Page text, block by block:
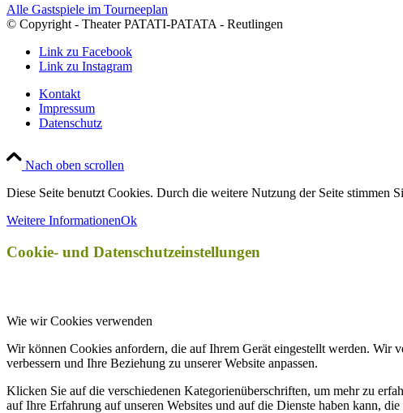
Alle Gastspiele im Tourneeplan
© Copyright - Theater PATATI-PATATA - Reutlingen
Link zu Facebook
Link zu Instagram
Kontakt
Impressum
Datenschutz
Nach oben scrollen
Diese Seite benutzt Cookies. Durch die weitere Nutzung der Seite stimmen
Weitere InformationenOk
Cookie- und Datenschutzeinstellungen
Wie wir Cookies verwenden
Wir können Cookies anfordern, die auf Ihrem Gerät eingestellt werden. Wir
verbessern und Ihre Beziehung zu unserer Website anpassen.
Klicken Sie auf die verschiedenen Kategorienüberschriften, um mehr zu
auf Ihre Erfahrung auf unseren Websites und auf die Dienste haben kann,